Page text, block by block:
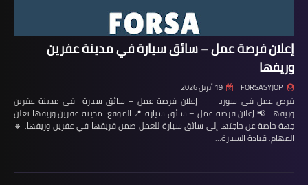
إعلان فرصة عمل – سائق سيارة في مدينة عفرين
وريفها
FORSASYJOP 19 أبريل 2026
فرص عمل في سوريا إعلان فرصة عمل – سائق سيارة في مدينة عفرين
وريفها 📢 إعلان فرصة عمل – سائق سيارة 📍 الموقع: مدينة عفرين وريفها تعلن
جهة خاصة عن حاجتها إلى سائق سيارة للعمل ضمن فريقها في عفرين وريفها. 🔹
المهام: قيادة السيارة…